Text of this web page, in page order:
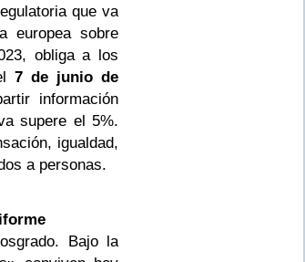
que va
europea sobre
obliga a los
7 de junio de
información
supere el 5%.
igualdad,
a personas.
Bajo la